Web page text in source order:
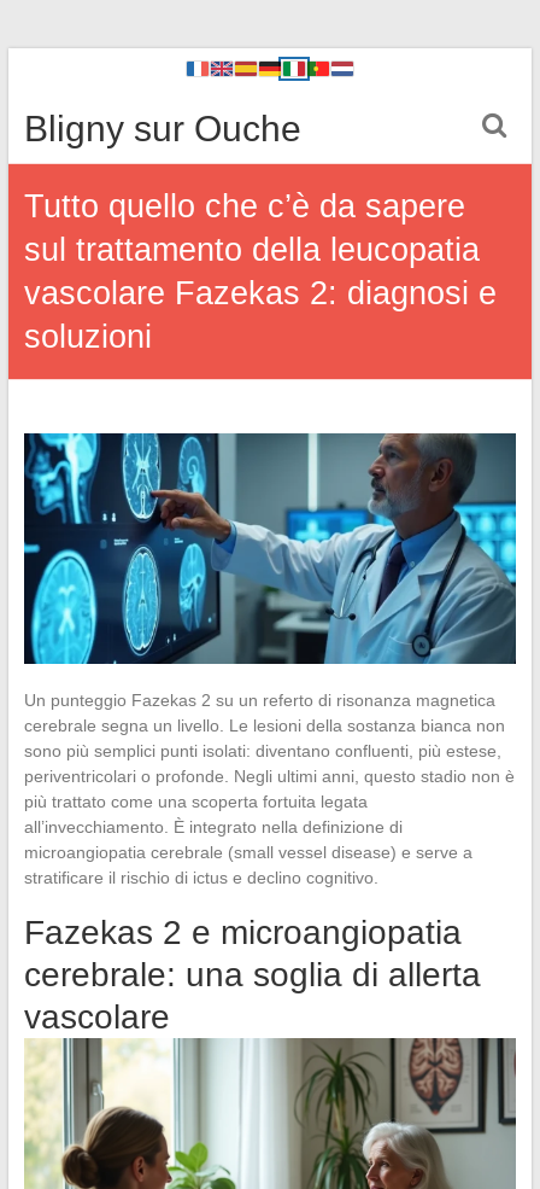
Bligny sur Ouche
Tutto quello che c’è da sapere
sul trattamento della leucopatia
vascolare Fazekas 2: diagnosi e
soluzioni
Un punteggio Fazekas 2 su un referto di risonanza magnetica
cerebrale segna un livello. Le lesioni della sostanza bianca non
sono più semplici punti isolati: diventano confluenti, più estese,
periventricolari o profonde. Negli ultimi anni, questo stadio non è
più trattato come una scoperta fortuita legata
all’invecchiamento. È integrato nella definizione di
microangiopatia cerebrale (small vessel disease) e serve a
stratificare il rischio di ictus e declino cognitivo.
Fazekas 2 e microangiopatia
cerebrale: una soglia di allerta
vascolare